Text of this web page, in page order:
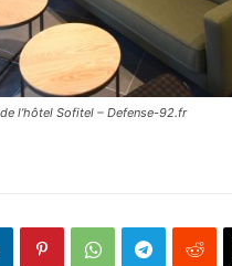
l’hôtel Sofitel – Defense-92.fr